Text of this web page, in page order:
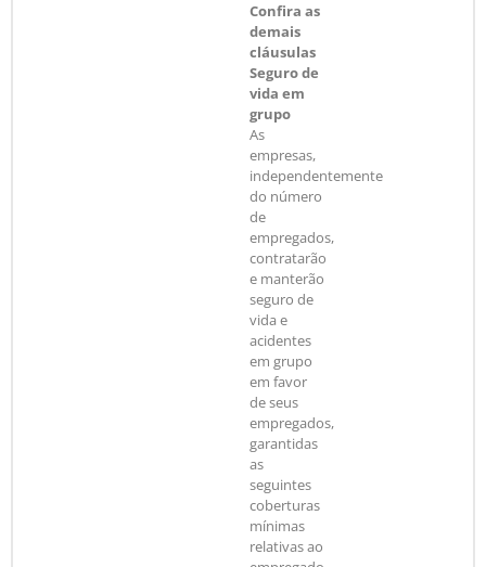
Confira as
demais
cláusulas
Seguro de
vida em
grupo
As
empresas,
independentemente
do número
de
empregados,
contratarão
e manterão
seguro de
vida e
acidentes
em grupo
em favor
de seus
empregados,
garantidas
as
seguintes
coberturas
mínimas
relativas ao